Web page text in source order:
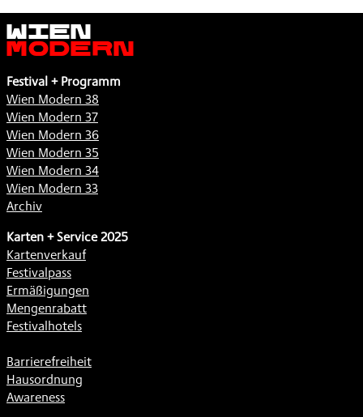
Wien
Modern
Festival + Programm
Wien Modern 38
Wien Modern 37
Wien Modern 36
Wien Modern 35
Wien Modern 34
Wien Modern 33
Archiv
Karten + Service 2025
Kartenverkauf
Festivalpass
Ermäßigungen
Mengenrabatt
Festivalhotels
Barrierefreiheit
Hausordnung
Awareness